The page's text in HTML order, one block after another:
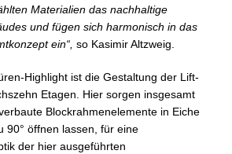
Materialien das nachhaltige
und fügen sich harmonisch in das
ein“, so Kasimir Altzweig.
Highlight ist die Gestaltung der Lift-
Etagen. Hier sorgen insgesamt
Blockrahmenelemente in Eiche
90° öffnen lassen, für eine
der hier ausgeführten